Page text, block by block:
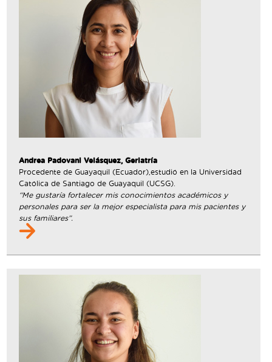
Andrea Padovani Velásquez, Geriatría
Procedente de Guayaquil (Ecuador),estudió en la Universidad
Católica de Santiago de Guayaquil (UCSG).
“Me gustaría fortalecer mis conocimientos académicos y
personales para ser la mejor especialista para mis pacientes y
sus familiares”.